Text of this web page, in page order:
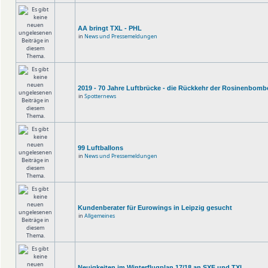
AA bringt TXL - PHL
in News und Pressemeldungen
2019 - 70 Jahre Luftbrücke - die Rückkehr der
in Spotternews
99 Luftballons
in News und Pressemeldungen
Kundenberater für Eurowings in Leipzig gesucht
in Allgemeines